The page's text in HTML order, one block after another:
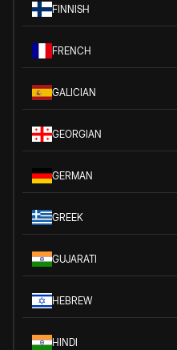
FINNISH
FRENCH
GALICIAN
GEORGIAN
GERMAN
GREEK
GUJARATI
HEBREW
HINDI